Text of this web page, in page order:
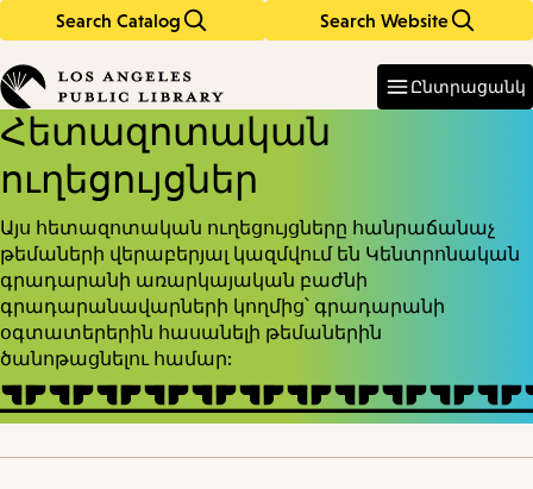
Search Catalog Search Website
in
keywords
Ընտրացանկ
Հետազոտական
ուղեցույցներ
Այս հետազոտական ուղեցույցները հանրաճանաչ
թեմաների վերաբերյալ կազմվում են Կենտրոնական
գրադարանի առարկայական բաժնի
գրադարանավարների կողմից՝ գրադարանի
օգտատերերին հասանելի թեմաներին
ծանոթացնելու համար: